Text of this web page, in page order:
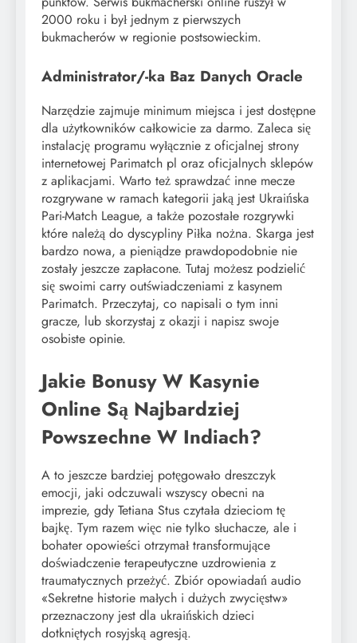
2000 roku i był jednym z pierwszych
bukmacherów w regionie postsowieckim.
Administrator/-ka Baz Danych Oracle
Narzędzie zajmuje minimum miejsca i jest dostępne
dla użytkowników całkowicie za darmo. Zaleca się
instalację programu wyłącznie z oficjalnej strony
internetowej Parimatch pl oraz oficjalnych sklepów
z aplikacjami. Warto też sprawdzać inne mecze
rozgrywane w ramach kategorii jaką jest Ukraińska
Pari-Match League, a także pozostałe rozgrywki
które należą do dyscypliny Piłka nożna. Skarga jest
bardzo nowa, a pieniądze prawdopodobnie nie
zostały jeszcze zapłacone. Tutaj możesz podzielić
się swoimi carry outświadczeniami z kasynem
Parimatch. Przeczytaj, co napisali o tym inni
gracze, lub skorzystaj z okazji i napisz swoje
osobiste opinie.
Jakie Bonusy W Kasynie
Online Są Najbardziej
Powszechne W Indiach?
A to jeszcze bardziej potęgowało dreszczyk
emocji, jaki odczuwali wszyscy obecni na
imprezie, gdy Tetiana Stus czytała dzieciom tę
bajkę. Tym razem więc nie tylko słuchacze, ale i
bohater opowieści otrzymał transformujące
doświadczenie terapeutyczne uzdrowienia z
traumatycznych przeżyć. Zbiór opowiadań audio
«Sekretne historie małych i dużych zwycięstw»
przeznaczony jest dla ukraińskich dzieci
dotkniętych rosyjską agresją.